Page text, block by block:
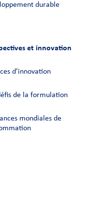
durable
et innovation
d’innovation
de la formulation
mondiales de